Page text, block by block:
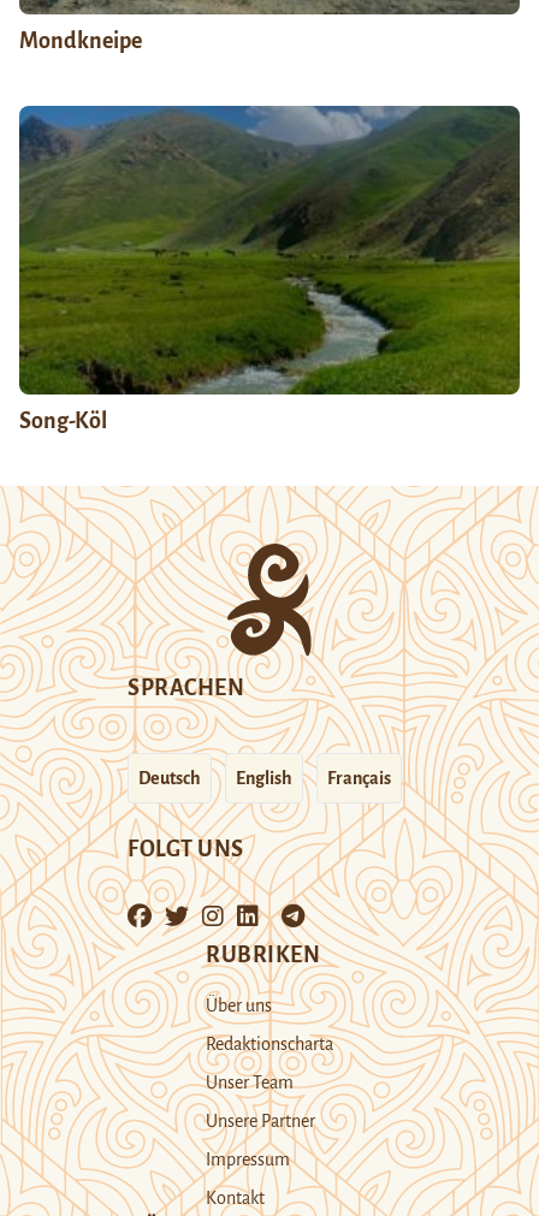
Mondkneipe
Song-Köl
SPRACHEN
Deutsch English Français
FOLGT UNS
RUBRIKEN
Über uns
Redaktionscharta
Unser Team
Unsere Partner
Impressum
Kontakt